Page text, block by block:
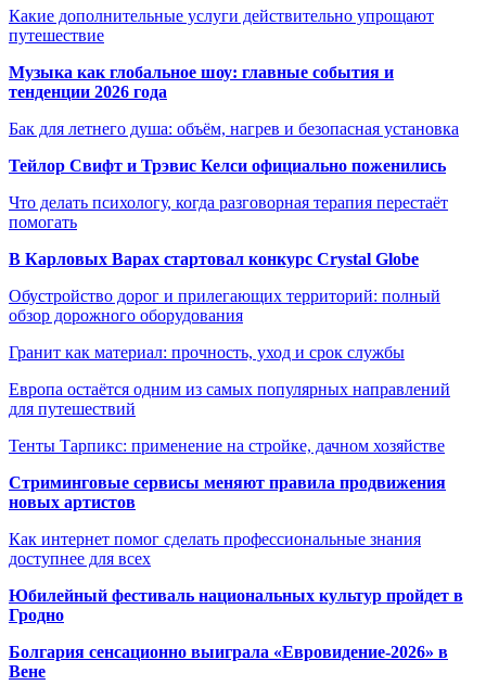
Какие дополнительные услуги действительно упрощают
путешествие
Музыка как глобальное шоу: главные события и
тенденции 2026 года
Бак для летнего душа: объём, нагрев и безопасная установка
Тейлор Свифт и Трэвис Келси официально поженились
Что делать психологу, когда разговорная терапия перестаёт
помогать
В Карловых Варах стартовал конкурс Crystal Globe
Обустройство дорог и прилегающих территорий: полный
обзор дорожного оборудования
Гранит как материал: прочность, уход и срок службы
Европа остаётся одним из самых популярных направлений
для путешествий
Тенты Тарпикс: применение на стройке, дачном хозяйстве
Стриминговые сервисы меняют правила продвижения
новых артистов
Как интернет помог сделать профессиональные знания
доступнее для всех
Юбилейный фестиваль национальных культур пройдет в
Гродно
Болгария сенсационно выиграла «Евровидение-2026» в
Вене